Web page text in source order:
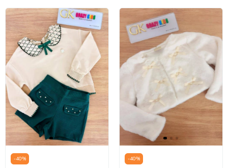
-40% -40%